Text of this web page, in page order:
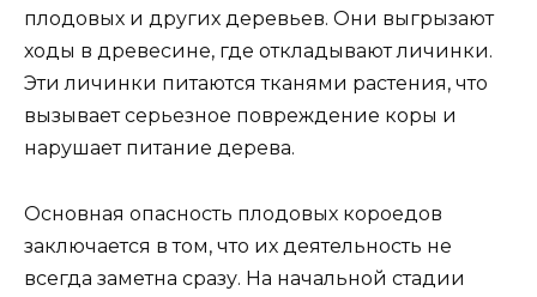
плодовых и других деревьев. Они выгрызают
ходы в древесине, где откладывают личинки.
Эти личинки питаются тканями растения, что
вызывает серьезное повреждение коры и
нарушает питание дерева.
Основная опасность плодовых короедов
заключается в том, что их деятельность не
всегда заметна сразу. На начальной стадии